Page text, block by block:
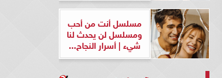
مسلسل أنت من أحب
ومسلسل لن يحدث لنا
شيء | أسرار النجاح...